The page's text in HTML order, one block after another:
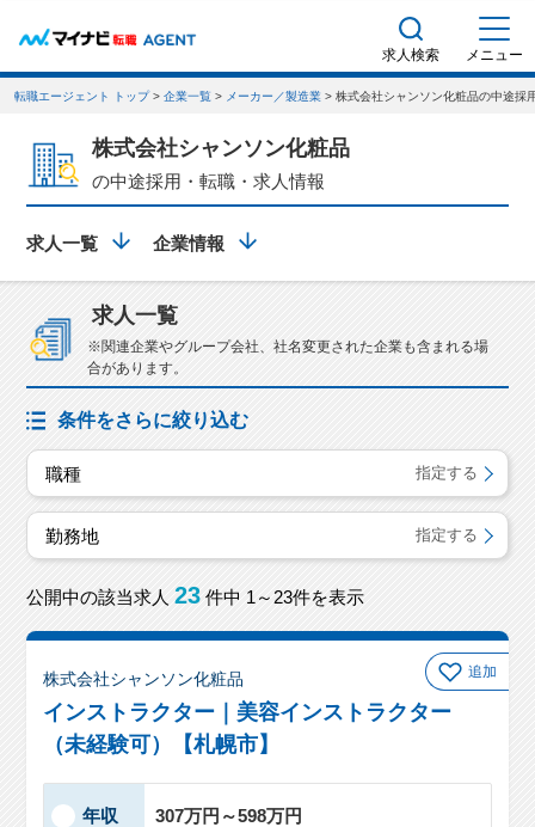
求人検索 メニュー
転職エージェント トップ> 企業一覧 > メーカー／製造業 > 株式会社シャンソン化粧品の中途採
株式会社シャンソン化粧品
の中途採用・転職・求人情報
求人一覧 企業情報
求人一覧
※関連企業やグループ会社、社名変更された企業も含まれる場
合があります。
条件をさらに絞り込む
職種 指定する
勤務地 指定する
公開中の該当求人 23 件中 1～23件を表示
追加
株式会社シャンソン化粧品
インストラクター｜美容インストラクター
（未経験可）【札幌市】
年収 307万円～598万円